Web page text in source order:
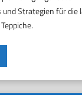
und Strategien für